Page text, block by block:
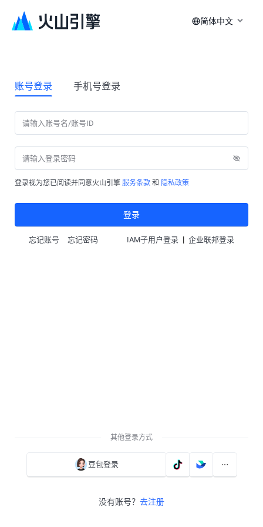
简体中文
账号登录 手机号登录
登录视为您已阅读并同意火山引擎 服务条款 和 隐私政策
登录
忘记账号 忘记密码 IAM子用户登录 | 企业联邦登录
其他登录方式
豆包登录
没有账号？ 去注册